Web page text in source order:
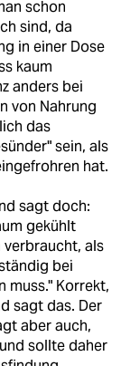
schon
sind, da
in einer Dose
kaum
anders bei
von Nahrung
das
sein, als
hat.
sagt doch:
gekühlt
als
bei
muss." Korrekt,
sagt das. Der
aber auch,
sollte daher